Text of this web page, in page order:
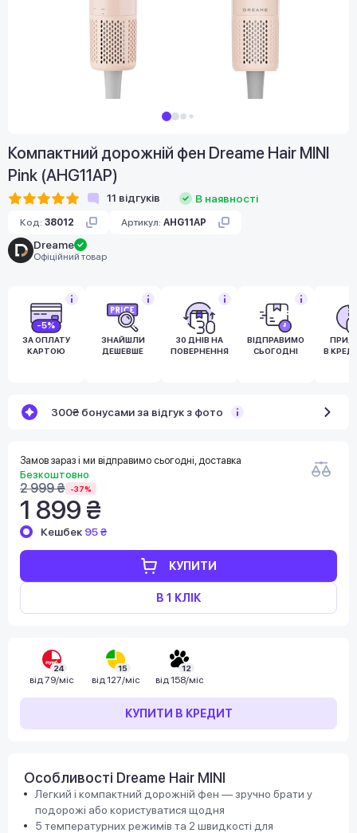
Компактний дорожній фен Dreame Hair MINI
Pink (AHG11AP)
11 відгуків В наявності
Код: 38012 Артикул: AHG11AP
Dreame
Офіційний товар
-5%
ЗА ОПЛАТУ
КАРТОЮ
ЗНАЙШЛИ
ДЕШЕВШЕ
30 ДНІВ НА
ПОВЕРНЕННЯ
ВІДПРАВИМО
СЬОГОДНІ
В
300₴ бонусами за відгук з фото
Замов зараз і ми відправимо сьогодні, доставка
Безкоштовно
2 999 ₴ -37%
1 899 ₴
КУПИТИ
В 1 КЛІК
Кешбек 95 ₴
24
від 79/міс
15
від 127/міс
12
від 158/міс
КУПИТИ В КРЕДИТ
Особливості Dreame Hair MINI
Легкий і компактний дорожній фен — зручно брати у
подорожі або користуватися щодня
5 температурних режимів та 2 швидкості для